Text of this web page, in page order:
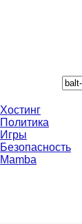
Хостинг
Политика
Игры
Безопасность
Mamba